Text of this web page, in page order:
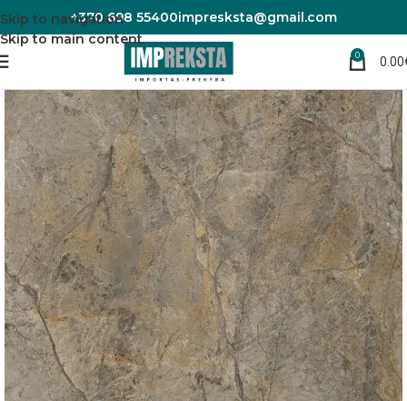
Skip to navigation
Skip to main content
+370 698 55400impresksta@gmail.com
0 0.00
Pradžia Sienų plokštės Vinilo plokštės sienoms